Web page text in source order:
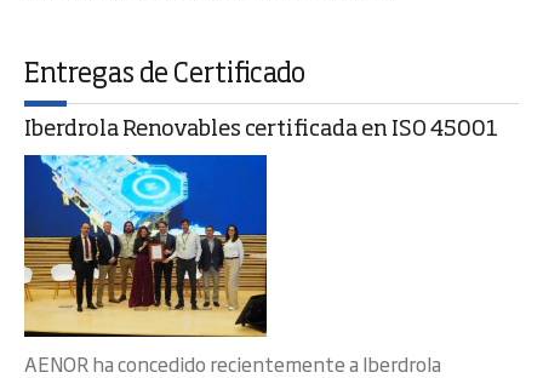
Entregas de Certificado
Iberdrola Renovables certificada en ISO 45001
AENOR ha concedido recientemente a Iberdrola